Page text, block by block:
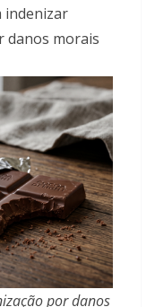
indenizar
danos morais
por danos